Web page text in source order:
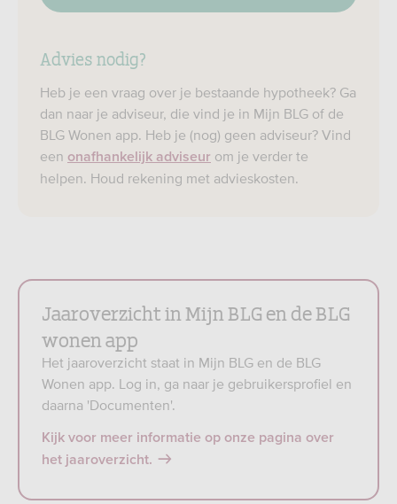
Advies nodig?
Heb je een vraag over je bestaande hypotheek? Ga
dan naar je adviseur, die vind je in Mijn BLG of de
BLG Wonen app. Heb je (nog) geen adviseur? Vind
een onafhankelijk adviseur om je verder te
helpen. Houd rekening met advieskosten.
Jaaroverzicht in Mijn BLG en de BLG
wonen app
Het jaaroverzicht staat in Mijn BLG en de BLG
Wonen app. Log in, ga naar je gebruikersprofiel en
daarna 'Documenten'.
Kijk voor meer informatie op onze pagina over
het jaaroverzicht.